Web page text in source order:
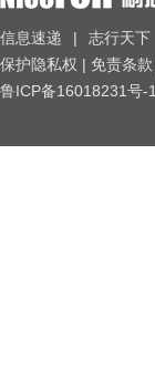
信息速递 | 志行天下
保护隐私权 | 免责条款
鲁ICP备16018231号-1